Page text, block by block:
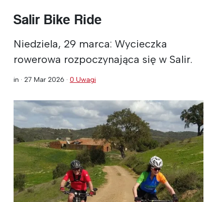
Salir Bike Ride
Niedziela, 29 marca: Wycieczka
rowerowa rozpoczynająca się w Salir.
in · 27 Mar 2026 · 0 Uwagi